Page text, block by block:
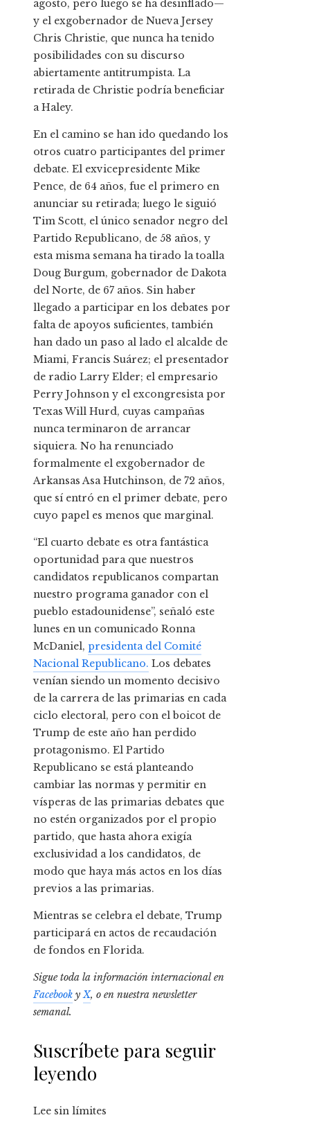
agosto, pero luego se ha desinflado—
y el exgobernador de Nueva Jersey
Chris Christie, que nunca ha tenido
posibilidades con su discurso
abiertamente antitrumpista. La
retirada de Christie podría beneficiar
a Haley.
En el camino se han ido quedando los
otros cuatro participantes del primer
debate. El exvicepresidente Mike
Pence, de 64 años, fue el primero en
anunciar su retirada; luego le siguió
Tim Scott, el único senador negro del
Partido Republicano, de 58 años, y
esta misma semana ha tirado la toalla
Doug Burgum, gobernador de Dakota
del Norte, de 67 años. Sin haber
llegado a participar en los debates por
falta de apoyos suficientes, también
han dado un paso al lado el alcalde de
Miami, Francis Suárez; el presentador
de radio Larry Elder; el empresario
Perry Johnson y el excongresista por
Texas Will Hurd, cuyas campañas
nunca terminaron de arrancar
siquiera. No ha renunciado
formalmente el exgobernador de
Arkansas Asa Hutchinson, de 72 años,
que sí entró en el primer debate, pero
cuyo papel es menos que marginal.
“El cuarto debate es otra fantástica
oportunidad para que nuestros
candidatos republicanos compartan
nuestro programa ganador con el
pueblo estadounidense”, señaló este
lunes en un comunicado Ronna
McDaniel, presidenta del Comité
Nacional Republicano. Los debates
venían siendo un momento decisivo
de la carrera de las primarias en cada
ciclo electoral, pero con el boicot de
Trump de este año han perdido
protagonismo. El Partido
Republicano se está planteando
cambiar las normas y permitir en
vísperas de las primarias debates que
no estén organizados por el propio
partido, que hasta ahora exigía
exclusividad a los candidatos, de
modo que haya más actos en los días
previos a las primarias.
Mientras se celebra el debate, Trump
participará en actos de recaudación
de fondos en Florida.
Sigue toda la información internacional en
Facebook yX, o en nuestra newsletter
semanal.
Suscríbete para seguir
leyendo
Lee sin límites